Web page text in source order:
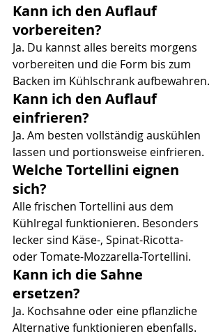
Kann ich den Auflauf
vorbereiten?
Ja. Du kannst alles bereits morgens
vorbereiten und die Form bis zum
Backen im Kühlschrank aufbewahren.
Kann ich den Auflauf
einfrieren?
Ja. Am besten vollständig auskühlen
lassen und portionsweise einfrieren.
Welche Tortellini eignen
sich?
Alle frischen Tortellini aus dem
Kühlregal funktionieren. Besonders
lecker sind Käse-, Spinat-Ricotta-
oder Tomate-Mozzarella-Tortellini.
Kann ich die Sahne
ersetzen?
Ja. Kochsahne oder eine pflanzliche
Alternative funktionieren ebenfalls.